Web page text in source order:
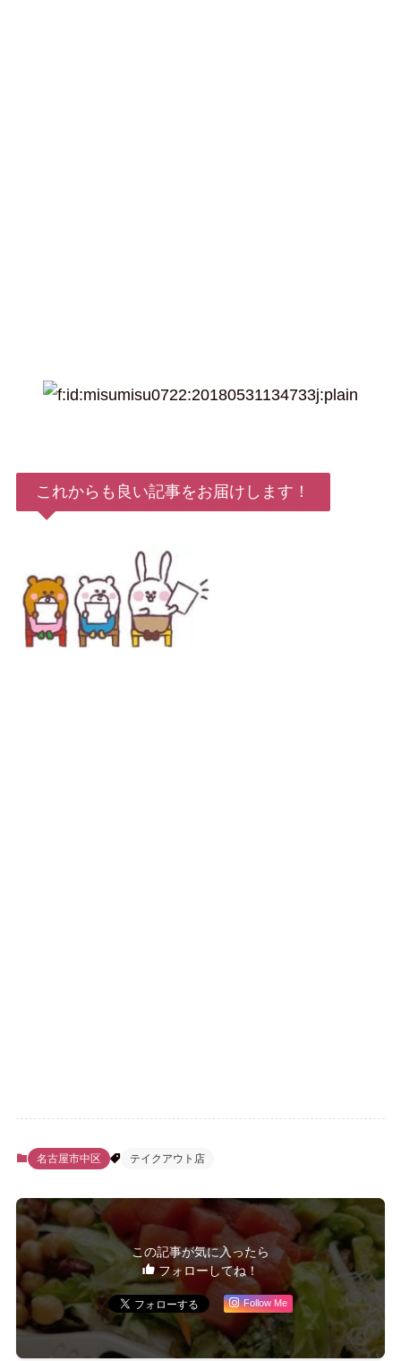
これからも良い記事をお届けします！
名古屋市中区 テイクアウト店
この記事が気に入ったら
フォローしてね！
Follow Me